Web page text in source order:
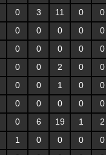
0 3 11 0
0
0 0 0 0
0
0 0 0 0
0
0 0 2 0
0
0 0 1 0
0
0 0 0 0
0
0 6 19 1
2
1 0 0 0
0